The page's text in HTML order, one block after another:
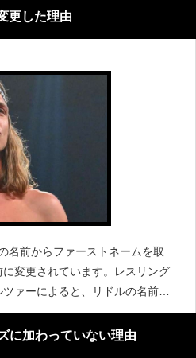
も攻撃を加えました。EX
更した理由
名前からファーストネームを取
変更されています。レスリング
ァーによると、リドルの名前を
ンだったと伝えています。その
・リドルとGoogleで検索する
に加わっていない理由